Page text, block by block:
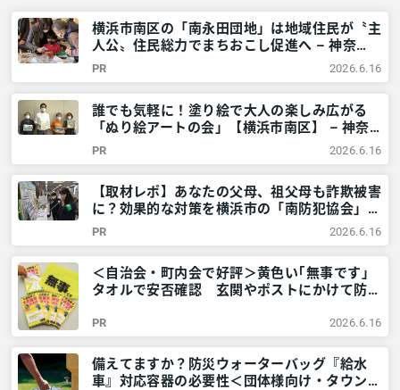
横浜市南区の「南永田団地」は地域住民が〝主
人公〟住民総力でまちおこし促進へ – 神奈
川・東京多摩のご近所情報 – レアリア
PR 2026.6.16
誰でも気軽に！塗り絵で大人の楽しみ広がる
「ぬり絵アートの会」【横浜市南区】 – 神奈
川・東京多摩のご近所情報 – レアリア
PR 2026.6.16
【取材レポ】あなたの父母、祖父母も詐欺被害
に？効果的な対策を横浜市の「南防犯協会」に
教えてもらいました！ – 神奈川・東京多摩の
ご近所情報 – レアリア
PR 2026.6.16
＜自治会・町内会で好評＞黄色い｢無事です｣
タオルで安否確認 玄関やポストにかけて防災
アリア
PR 2026.6.16
備えてますか？防災ウォーターバッグ『給水
車』対応容器の必要性＜団体様向け・タウンニ